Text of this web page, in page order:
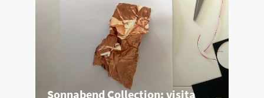
Sonnabend Collection: visita